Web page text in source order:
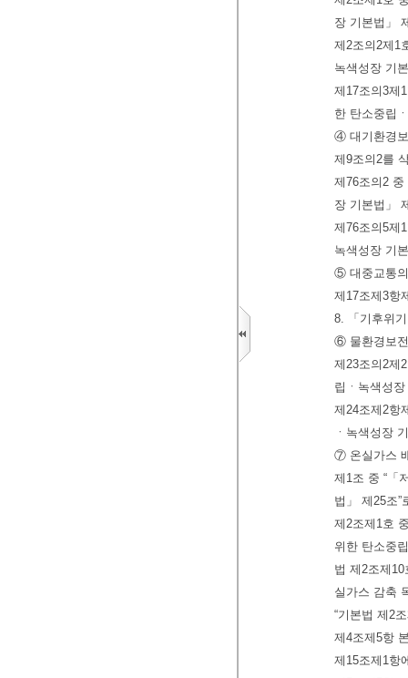
장 기본법」
제2조의2제1
녹색성장 기
제17조의3제
한 탄소중립
④ 대기환경
제9조의2를
제76조의2 중
장 기본법」
제76조의5제
녹색성장 기
⑤ 대중교통
제17조제3항
8. 「기후위
⑥ 물환경보
제23조의2제
립ㆍ녹색성
제24조제2항
ㆍ녹색성장
⑦ 온실가스
제1조 중 “「
법」 제25조”
제2조제1호
위한 탄소중
법 제2조제10
실가스 감축
“기본법 제2
제4조제5항
제15조제1항